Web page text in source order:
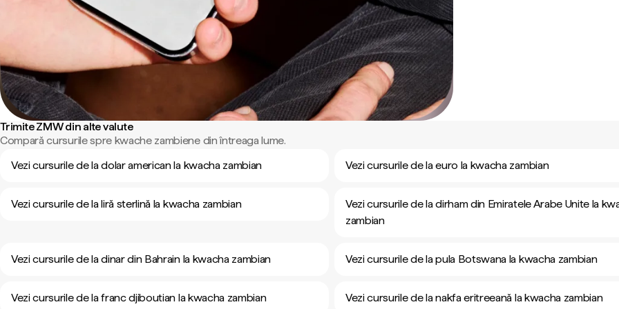
Trimite ZMW din alte valute
Compară cursurile spre kwache zambiene din întreaga lume.
Vezi cursurile de la dolar american la kwacha zambian
Vezi cursurile de la euro la kwacha zambian
Vezi cursurile de la liră sterlină la kwacha zambian
Vezi cursurile de la dirham din Emiratele Arabe Unite la
zambian
Vezi cursurile de la dinar din Bahrain la kwacha zambian Vezi cursurile de la pula Botswana la kwacha zambian
Vezi cursurile de la franc djiboutian la kwacha zambian Vezi cursurile de la nakfa eritreeană la kwacha zambian